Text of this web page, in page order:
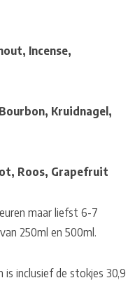
Incense,
Kruidnagel,
Roos, Grapefruit
maar liefst 6-7
250ml en 500ml.
inclusief de stokjes 30,9